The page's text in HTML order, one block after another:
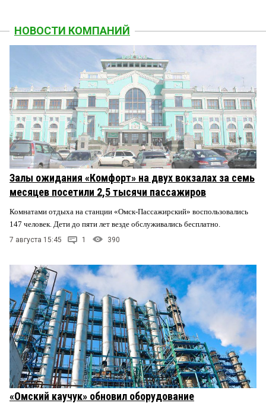
НОВОСТИ КОМПАНИЙ
Залы ожидания «Комфорт» на двух вокзалах за семь
месяцев посетили 2,5 тысячи пассажиров
Комнатами отдыха на станции «Омск-Пассажирский» воспользовались
147 человек. Дети до пяти лет везде обслуживались бесплатно.
7 августа 15:45 1 390
«Омский каучук» обновил оборудование